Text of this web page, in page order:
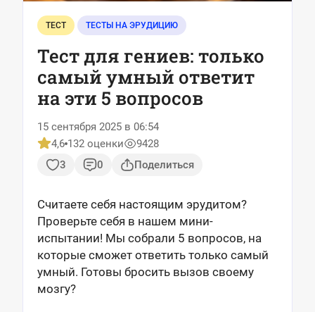
ТЕСТ ТЕСТЫ НА ЭРУДИЦИЮ
Тест для гениев: только
самый умный ответит
на эти 5 вопросов
15 сентября 2025 в 06:54
4,6 132 оценки
9428
3
0 Поделиться
Считаете себя настоящим эрудитом?
Проверьте себя в нашем мини-
испытании! Мы собрали 5 вопросов, на
которые сможет ответить только самый
умный. Готовы бросить вызов своему
мозгу?